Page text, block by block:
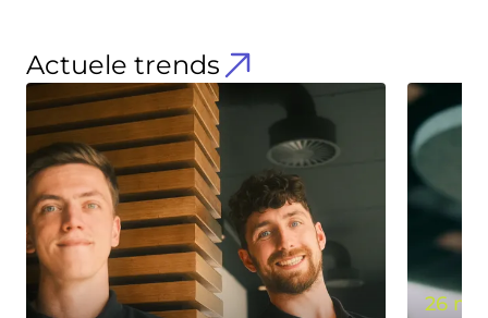
Actuele trends
26